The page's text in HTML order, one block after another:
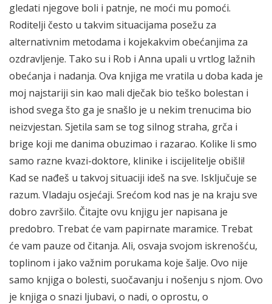
gledati njegove boli i patnje, ne moći mu pomoći.
Roditelji često u takvim situacijama posežu za
alternativnim metodama i kojekakvim obećanjima za
ozdravljenje. Tako su i Rob i Anna upali u vrtlog lažnih
obećanja i nadanja. Ova knjiga me vratila u doba kada je
moj najstariji sin kao mali dječak bio teško bolestan i
ishod svega što ga je snašlo je u nekim trenucima bio
neizvjestan. Sjetila sam se tog silnog straha, grča i
brige koji me danima obuzimao i razarao. Kolike li smo
samo razne kvazi-doktore, klinike i iscijelitelje obišli!
Kad se nađeš u takvoj situaciji ideš na sve. Isključuje se
razum. Vladaju osjećaji. Srećom kod nas je na kraju sve
dobro završilo. Čitajte ovu knjigu jer napisana je
predobro. Trebat će vam papirnate maramice. Trebat
će vam pauze od čitanja. Ali, osvaja svojom iskrenošću,
toplinom i jako važnim porukama koje šalje. Ovo nije
samo knjiga o bolesti, suočavanju i nošenju s njom. Ovo
je knjiga o snazi ljubavi, o nadi, o oprostu, o